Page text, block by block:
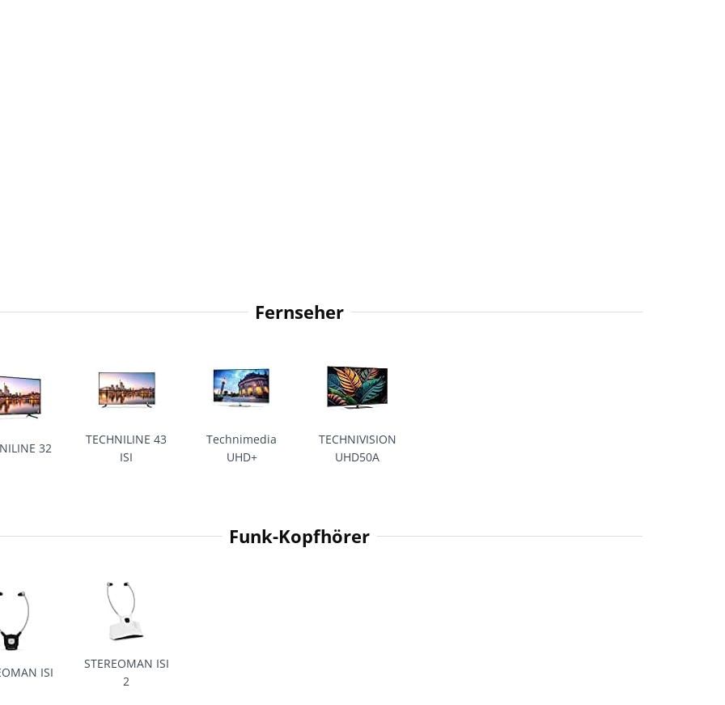
Fernseher
32
TECHNILINE 43
ISI
Technimedia
UHD+
TECHNIVISION
UHD50A
Funk-Kopfhörer
ISI
STEREOMAN ISI
2